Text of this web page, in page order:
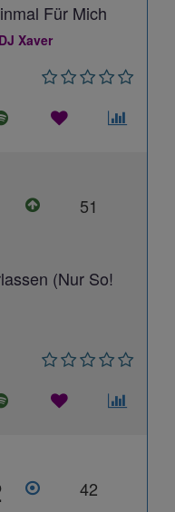
Für Mich
Xaver
51
(Nur So!
42